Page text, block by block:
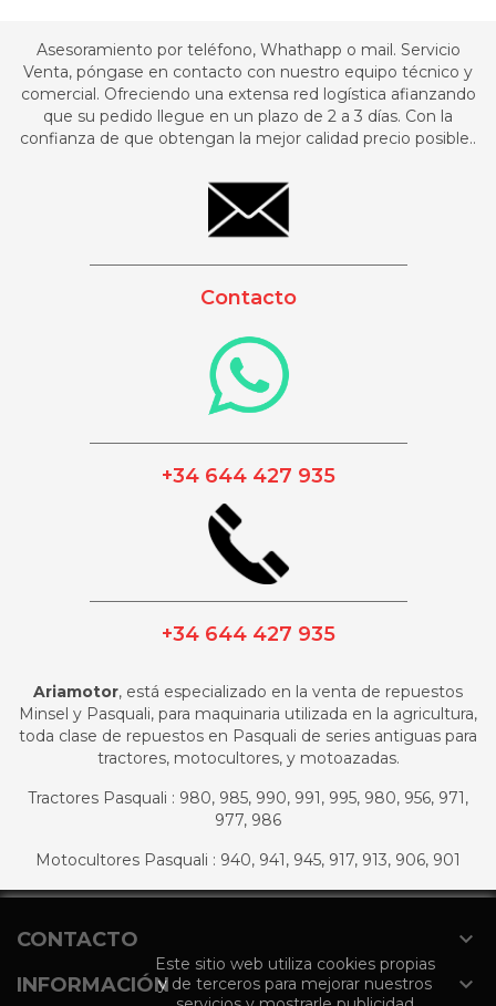
Asesoramiento por teléfono, Whathapp o mail. Servicio
Venta, póngase en contacto con nuestro equipo técnico y
comercial. Ofreciendo una extensa red logística afianzando
que su pedido llegue en un plazo de 2 a 3 días. Con la
confianza de que obtengan la mejor calidad precio posible..
Contacto
+34 644 427 935
+34 644 427 935
Ariamotor, está especializado en la venta de repuestos
Minsel y Pasquali, para maquinaria utilizada en la agricultura,
toda clase de repuestos en Pasquali de series antiguas para
tractores, motocultores, y motoazadas.
Tractores Pasquali : 980, 985, 990, 991, 995, 980, 956, 971,
977, 986
Motocultores Pasquali : 940, 941, 945, 917, 913, 906, 901
CONTACTO 
INFORMACIÓN 
Este sitio web utiliza cookies propias
y de terceros para mejorar nuestros